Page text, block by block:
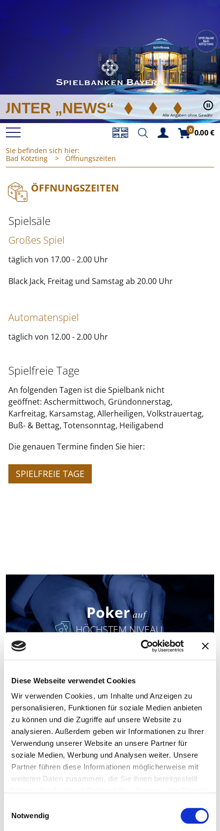
Diese Webseite verwendet Cookies
Wir verwenden Cookies, um Inhalte und Anzeigen zu
personalisieren, Funktionen für soziale Medien anbieten
zu können und die Zugriffe auf unsere Website zu
analysieren. Außerdem geben wir Informationen zu Ihrer
Verwendung unserer Website an unsere Partner für
soziale Medien, Werbung und Analysen weiter. Unsere
Partner führen diese Informationen möglicherweise mit
weiteren Daten zusammen, die Sie ihnen bereitgestellt
Notwendig
„NEWS“ Alle Angaben ohne Gewähr
STARTSEITE
SPIELINFOS
UNTERNEHMEN
0 0.00 €
Sie befinden sich hier:
Bad Kötzting
Öffnungszeiten
ÖFFNUNGSZEITEN
Spielsäle
Großes Spiel
täglich von 17.00 - 2.00 Uhr
Black Jack, Freitag und Samstag ab 20.00 Uhr
Automatenspiel
täglich von 12.00 - 2.00 Uhr
Spielfreie Tage
An folgenden Tagen ist die Spielbank nicht
geöffnet: Aschermittwoch, Gründonnerstag,
Karfreitag, Karsamstag, Allerheiligen, Volkstrauertag,
Buß- & Bettag, Totensonntag, Heiligabend
Die genauen Termine finden Sie hier:
SPIELFREIE TAGE
Poker auf
HÖCHSTEM NIVEAU
Geschenke für
JEDEN ANLASS